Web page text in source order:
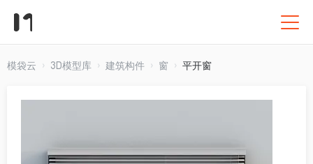
模袋云 3D模型库 建筑构件 窗 平开窗